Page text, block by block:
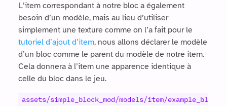
L’item correspondant à notre bloc a également
besoin d’un modèle, mais au lieu d’utiliser
simplement une texture comme on l’a fait pour le
tutoriel d’ajout d’item, nous allons déclarer le modèle
d’un bloc comme le parent du modèle de notre item.
Cela donnera à l’item une apparence identique à
celle du bloc dans le jeu.
assets/simple_block_mod/models/item/example_bl